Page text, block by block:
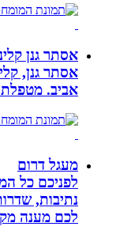
אסתר גנן
אסתר גנן,
אביב. מטפלת
מעגל דרום
לפניכם כל
נתיבות,
לכם מענה